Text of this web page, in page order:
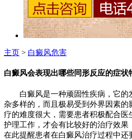
主页 > 白癜风危害
白癜风会表现出哪些同形反应的症状
白癜风是一种顽固性疾病，它的
杂多样的，而且极易受到外界因素的
疗的难度很大，需要患者积极配合医
护理工作，才会有比较好的治疗效果
在此提醒患者在白癜风治疗过程中还